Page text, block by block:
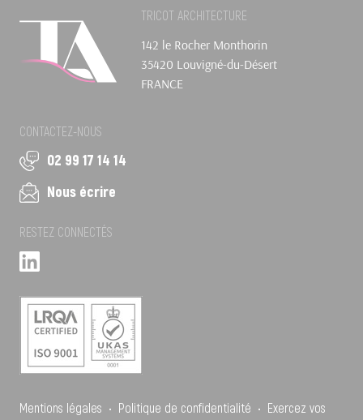
TRICOT ARCHITECTURE
142 le Rocher Monthorin
35420 Louvigné-du-Désert
FRANCE
CONTACTEZ-NOUS
02 99 17 14 14
Nous écrire
RESTEZ CONNECTÉS
Mentions légales • Politique de confidentialité • Exercez vos